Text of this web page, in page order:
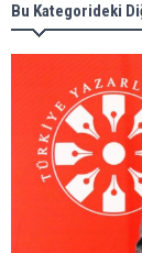
Bu Kategorideki